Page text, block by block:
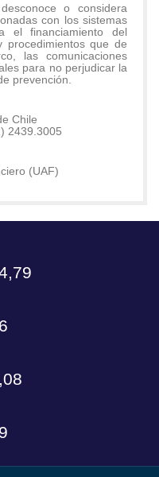
o considera
con los sistemas
el financiamiento del
procedimientos que de
las comunicaciones
para no perjudicar la
prevención.
Chile
2439.3005
(UAF)